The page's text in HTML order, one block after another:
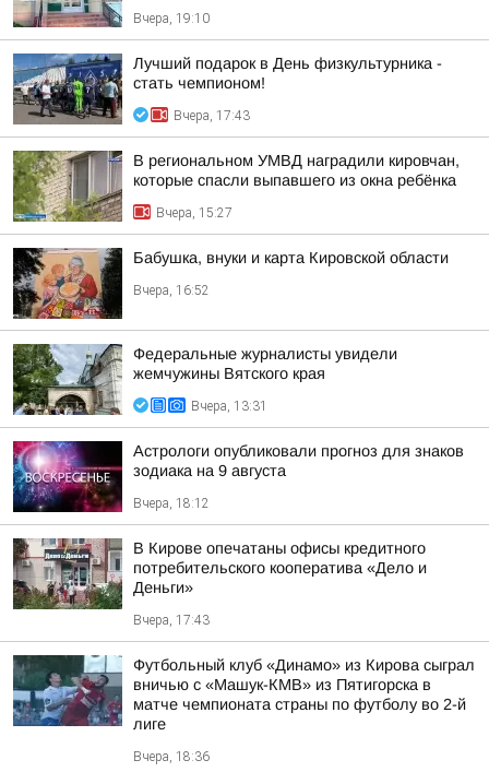
Вчера, 19:10
Лучший подарок в День физкультурника -
стать чемпионом!
Вчера, 17:43
В региональном УМВД наградили кировчан,
которые спасли выпавшего из окна ребёнка
Вчера, 15:27
Бабушка, внуки и карта Кировской области
Вчера, 16:52
Федеральные журналисты увидели
жемчужины Вятского края
Вчера, 13:31
Астрологи опубликовали прогноз для знаков
зодиака на 9 августа
Вчера, 18:12
В Кирове опечатаны офисы кредитного
потребительского кооператива «Дело и
Деньги»
Вчера, 17:43
Футбольный клуб «Динамо» из Кирова сыграл
вничью с «Машук-КМВ» из Пятигорска в
матче чемпионата страны по футболу во 2-й
лиге
Вчера, 18:36